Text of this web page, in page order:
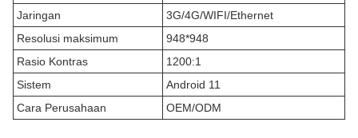
Jaringan
3G/4G/WIFI/Ethernet
Resolusi maksimum
948*948
Rasio Kontras
1200:1
Sistem
Android 11
Cara Perusahaan
OEM/ODM